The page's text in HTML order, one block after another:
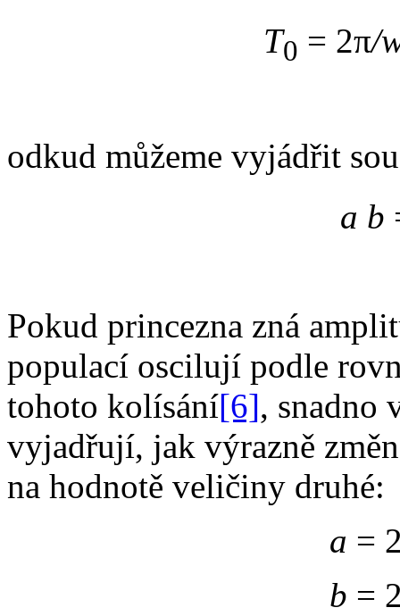
T0 = 2π/
odkud můžeme vyjádřit
a b
Pokud princezna zná
populací oscilují podle
tohoto kolísání[6], snadno
vyjadřují, jak výrazně
na hodnotě veličiny druhé:
a =
b =